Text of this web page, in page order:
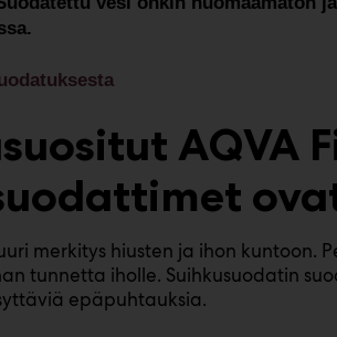
AQVA
merkitys hiusten ja ihon
tunnetta iholle. Suihkusuodatin
epäpuhtauksia.